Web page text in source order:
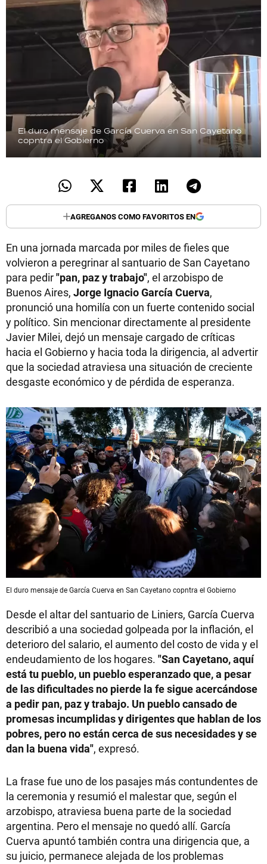
El duro mensaje de García Cuerva en San Cayetano
copntra el Gobierno
AGREGANOS COMO FAVORITOS EN
En una jornada marcada por miles de fieles que
volvieron a peregrinar al santuario de San Cayetano
para pedir"pan, paz y trabajo", el arzobispo de
Buenos Aires, Jorge Ignacio García Cuerva,
pronunció una homilía con un fuerte contenido social
y político. Sin mencionar directamente al presidente
Javier Milei, dejó un mensaje cargado de críticas
hacia el Gobierno y hacia toda la dirigencia, al advertir
que la sociedad atraviesa una situación de creciente
desgaste económico y de pérdida de esperanza.
El duro mensaje de García Cuerva en San Cayetano copntra el Gobierno
Desde el altar del santuario de Liniers, García Cuerva
describió a una sociedad golpeada por la inflación, el
deterioro del salario, el aumento del costo de vida y el
endeudamiento de los hogares. "San Cayetano, aquí
está tu pueblo, un pueblo esperanzado que, a pesar
de las dificultades no pierde la fe sigue acercándose
a pedir pan, paz y trabajo. Un pueblo cansado de
promesas incumplidas y dirigentes que hablan de los
pobres, pero no están cerca de sus necesidades y se
dan la buena vida", expresó.
La frase fue uno de los pasajes más contundentes de
la ceremonia y resumió el malestar que, según el
arzobispo, atraviesa buena parte de la sociedad
argentina. Pero el mensaje no quedó allí. García
Cuerva apuntó también contra una dirigencia que, a
su juicio, permanece alejada de los problemas